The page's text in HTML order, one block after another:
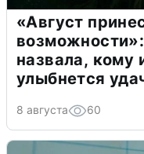
«Август
назвала, кому
улыбнется
8 августа 60